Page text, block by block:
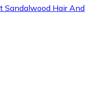
Sandalwood Hair And